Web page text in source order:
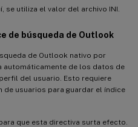
se utiliza el valor del archivo INI.
de búsqueda de Outlook
de Outlook nativo por
automáticamente de los datos de
del usuario. Esto requiere
de usuarios para guardar el índice
que esta directiva surta efecto.